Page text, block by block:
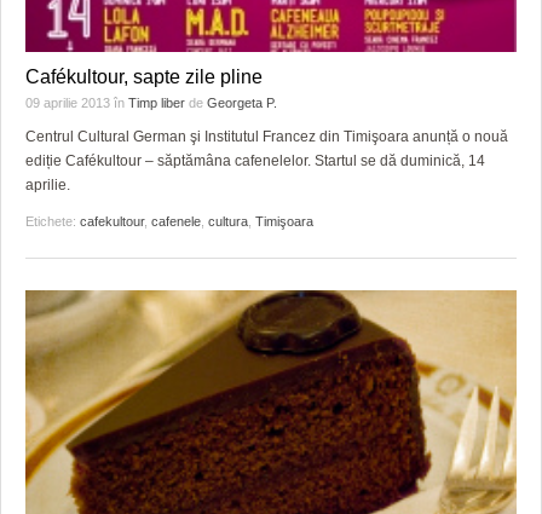
Cafékultour, sapte zile pline
09 aprilie 2013 în Timp liber de Georgeta P.
Centrul Cultural German şi Institutul Francez din Timişoara anunță o nouă
ediție Cafékultour – săptămâna cafenelelor. Startul se dă duminică, 14
aprilie.
Etichete: cafekultour, cafenele cultura Timişoara